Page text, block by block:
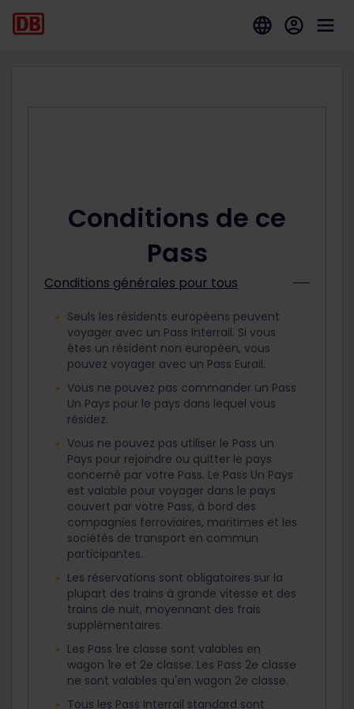
Conditions de ce
Pass
Conditions générales pour tous
Seuls les résidents européens peuvent
voyager avec un Pass Interrail. Si vous
êtes un résident non européen, vous
pouvez voyager avec un Pass Eurail.
Vous ne pouvez pas commander un Pass
Un Pays pour le pays dans lequel vous
résidez.
Vous ne pouvez pas utiliser le Pass un
Pays pour rejoindre ou quitter le pays
concerné par votre Pass. Le Pass Un Pays
est valable pour voyager dans le pays
couvert par votre Pass, à bord des
compagnies ferroviaires, maritimes et les
sociétés de transport en commun
participantes.
Les réservations sont obligatoires sur la
plupart des trains à grande vitesse et des
trains de nuit, moyennant des frais
supplémentaires.
Les Pass 1re classe sont valables en
wagon 1re et 2e classe. Les Pass 2e classe
ne sont valables qu'en wagon 2e classe.
Tous les Pass Interrail standard sont